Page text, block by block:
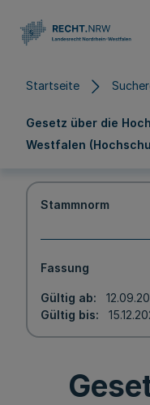
Startseite
Gesetz über die
Westfalen
Stammnorm
Fassung
Gültig ab
Gültig bis